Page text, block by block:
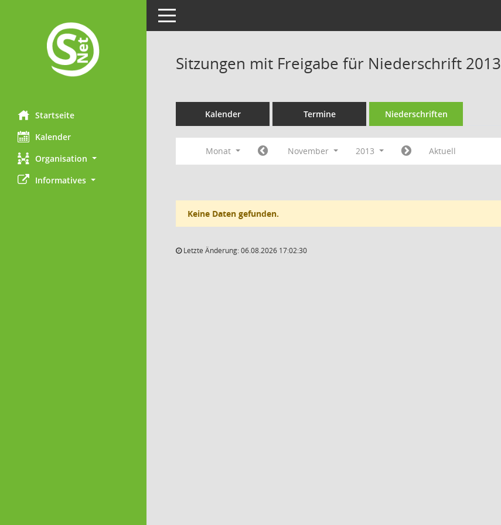
Startseite
Kalender
Organisation
Informatives
Toggle navigation
Sitzungen mit Freigabe für Niederschrift 2013
Kalender Termine Niederschriften
Monat November 2013 Aktuell
Keine Daten gefunden.
Letzte Änderung: 06.08.2026 17:02:30